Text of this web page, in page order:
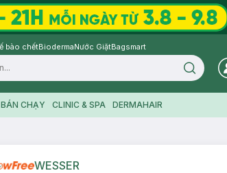
bào chếtBiodermaNước GiặtBagsmart
Search
BÁN CHẠY CLINIC & SPA DERMAHAIR
WESSER